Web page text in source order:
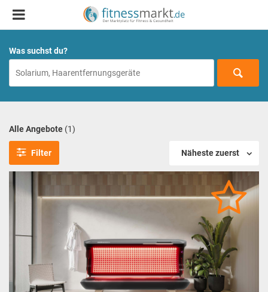
Was suchst du?
Alle Angebote (1)
Filter Näheste zuerst